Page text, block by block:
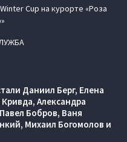
Cup на курорте «Роза
Даниил Берг, Елена
Александра
Бобров, Ваня
Михаил Богомолов и